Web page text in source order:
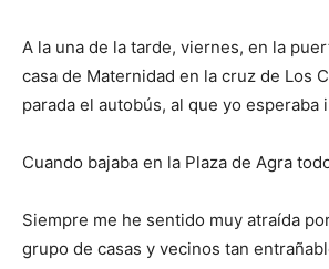
A la una de la tarde, viernes, en la
casa de Maternidad en la cruz de Los
parada el autobús, al que yo esperaba
Cuando bajaba en la Plaza de Agra
Siempre me he sentido muy atraída
grupo de casas y vecinos tan